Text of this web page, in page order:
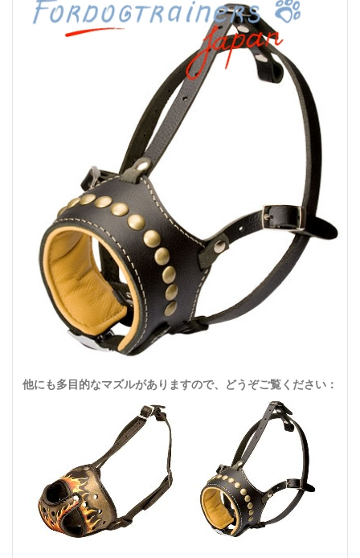
他にも多目的なマズルがありますので、どうぞご覧ください：